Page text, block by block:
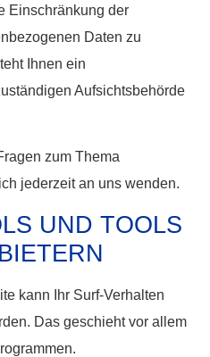
Einschränkung der
Daten zu
Ihnen ein
Aufsichtsbehörde
zum Thema
jederzeit an uns wenden.
UND TOOLS
kann Ihr Surf-Verhalten
Das geschieht vor allem